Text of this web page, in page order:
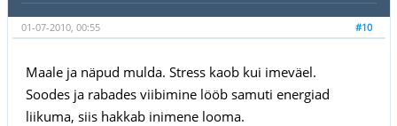
#10
01-07-2010, 00:55
Maale ja näpud mulda. Stress kaob kui imeväel.
Soodes ja rabades viibimine lööb samuti energiad
liikuma, siis hakkab inimene looma.